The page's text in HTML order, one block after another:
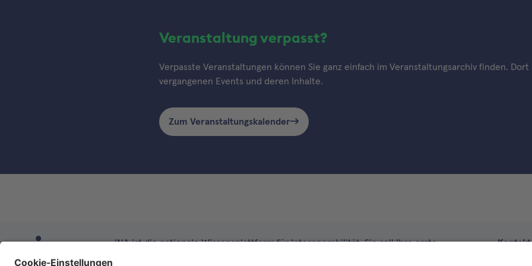
Veranstaltung verpasst?
Verpasste Veranstaltungen können Sie ganz einfach im Veranstaltungsarchiv finden.
vergangenen Events und deren Inhalte.
Zum Veranstaltungskalender
INA ist die nationale Wissensplattform für Interoperabilität. Sie soll Ihre erste
Kontakt